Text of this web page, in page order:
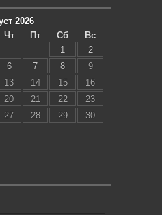
2026
Чт Пт Сб
Вс
1
2
6 7 8
9
13 14 15
16
20 21 22
23
27 28 29
30